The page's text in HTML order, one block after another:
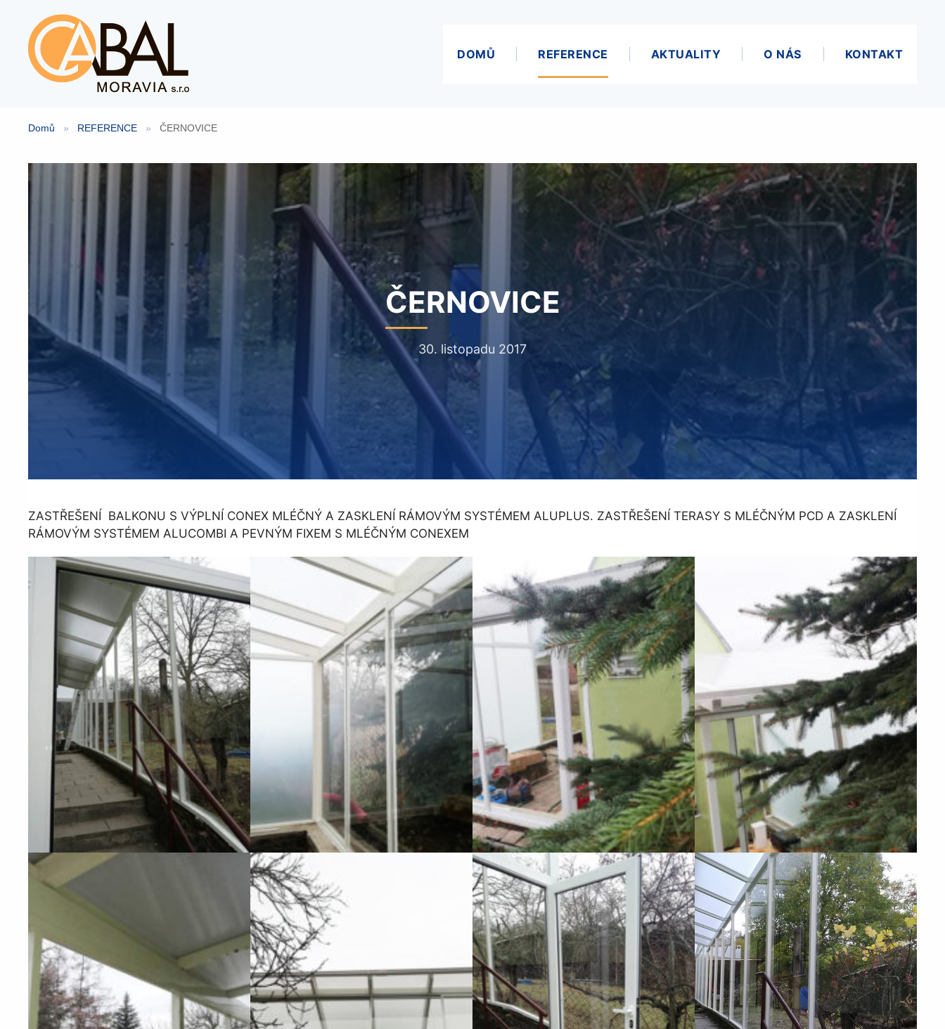
obsah
DOMŮ REFERENCE AKTUALITY O NÁS KONTAKT
Domů » REFERENCE » ČERNOVICE
ČERNOVICE
30. listopadu 2017
ZASTŘEŠENÍ BALKONU S VÝPLNÍ CONEX MLÉČNÝ A ZASKLENÍ RÁMOVÝM SYSTÉMEM ALUPLUS. ZASTŘEŠENÍ TERASY S MLÉČNÝM PCD A ZASKLENÍ
RÁMOVÝM SYSTÉMEM ALUCOMBI A PEVNÝM FIXEM S MLÉČNÝM CONEXEM